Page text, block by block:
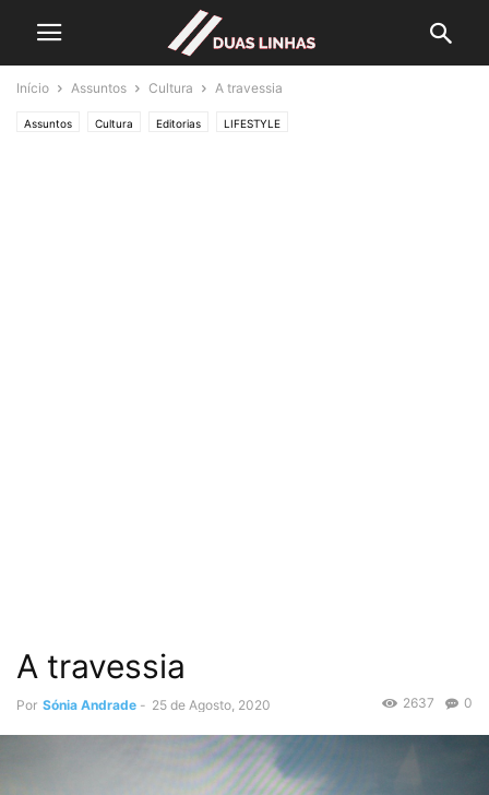
Início Assuntos Cultura A travessia
Assuntos Cultura Editorias LIFESTYLE
A travessia
Por Sónia Andrade - 25 de Agosto, 2020 0
2637